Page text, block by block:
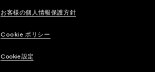
お客様の個人情報保護方針
Cookie ポリシー
Cookie 設定